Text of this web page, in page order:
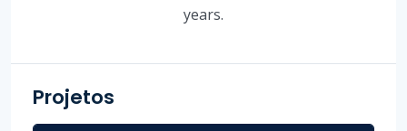
years.
Projetos